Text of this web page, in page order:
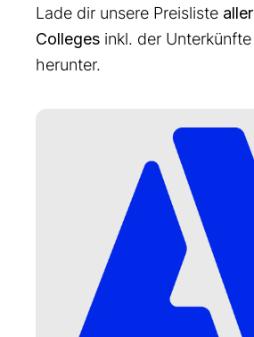
Lade dir unsere Preisliste
Colleges inkl. der Unterkünfte
herunter.